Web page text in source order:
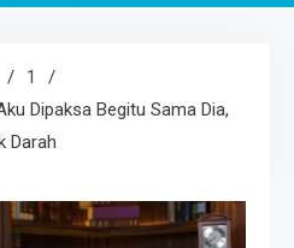
1
Dipaksa Begitu Sama Dia,
Darah